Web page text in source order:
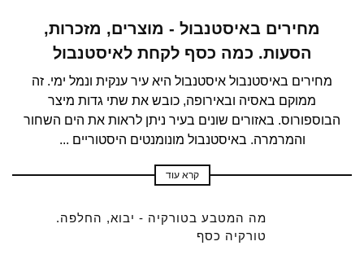
מחירים באיסטנבול - מוצרים, מזכרות,
הסעות. כמה כסף לקחת לאיסטנבול
מחירים באיסטנבול איסטנבול היא עיר ענקית ונמל ימי. זה
ממוקם באסיה ובאירופה, כובש את שתי גדות מיצר
הבוספורוס. באזורים שונים בעיר ניתן לראות את הים השחור
והמרמרה. באיסטנבול מונומנטים היסטוריים ...
קרא עוד
מה המטבע בטורקיה - יבוא, החלפה.
טורקיה כסף